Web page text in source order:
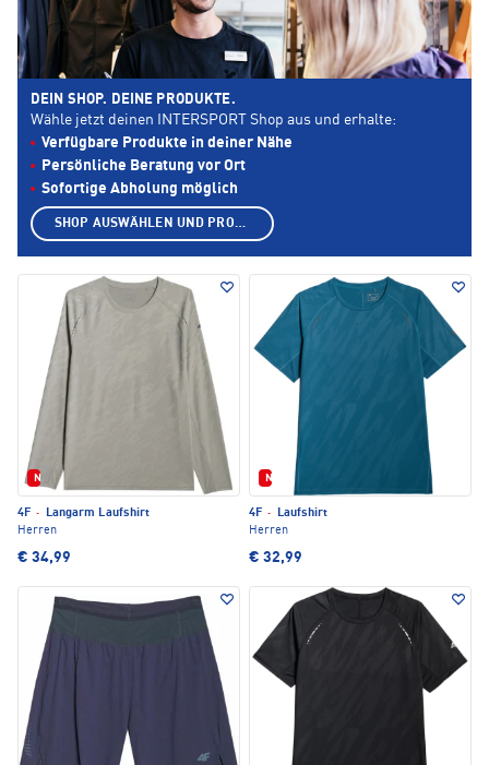
Neu
4F ·
Langarm Laufshirt
Herren
€ 34,99
Neu
4F ·
Laufshirt
Herren
€ 32,99
DEIN SHOP. DEINE PRODUKTE.
Wähle jetzt deinen INTERSPORT Shop aus und erhalte:
Verfügbare Produkte in deiner Nähe
Persönliche Beratung vor Ort
Sofortige Abholung möglich
SHOP AUSWÄHLEN UND PRODUKTE ANZEIGEN